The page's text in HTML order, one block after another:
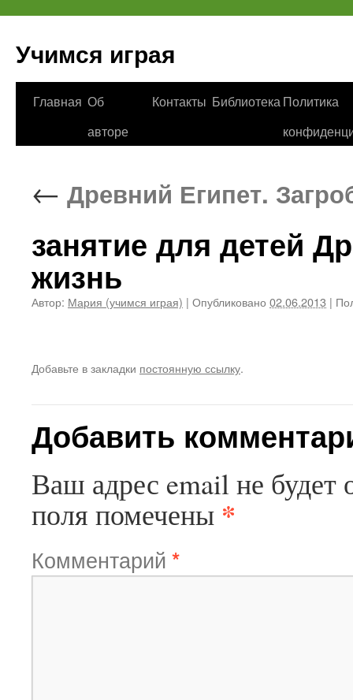
Учимся играя
Перейти
Главная Об
авторе
Контакты Библиотека Политика
← Древний Египет.
занятие для детей
жизнь
Автор: Мария (учимся играя) | Опубликовано 02.06.2013 |
Добавьте в закладки постоянную ссылку.
Добавить
Ваш адрес email не будет
поля помечены *
Комментарий *